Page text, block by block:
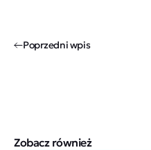
Poprzedni wpis
Zobacz również